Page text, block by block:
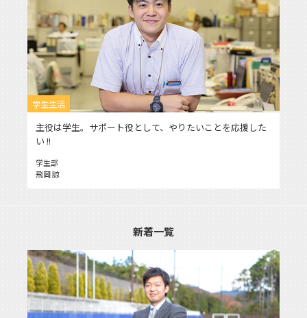
学生生活
主役は学生。サポート役として、やりたいことを応援した
い !!
学生部
飛岡 諒
新着一覧